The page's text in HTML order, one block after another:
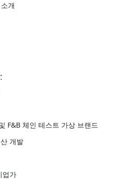
개
F&B 체인 테스트 가상 브랜드
개발
업가